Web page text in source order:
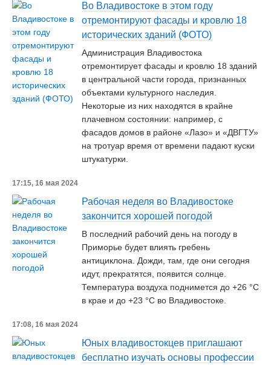
Во Владивостоке в этом году
отремонтируют фасады и кровлю 18
исторических зданий (ФОТО)
Администрация Владивостока
отремонтирует фасады и кровлю 18 зданий
в центральной части города, признанных
объектами культурного наследия.
Некоторые из них находятся в крайне
плачевном состоянии: например, с
фасадов домов в районе «Лазо» и «ДВГТУ»
на тротуар время от времени падают куски
штукатурки.
17:15, 16 мая 2024
Рабочая неделя во Владивостоке
закончится хорошей погодой
В последний рабочий день на погоду в
Приморье будет влиять гребень
антициклона. Дожди, там, где они сегодня
идут, прекратятся, появится солнце.
Температура воздуха поднимется до +26 °C
в крае и до +23 °C во Владивостоке.
17:08, 16 мая 2024
Юных владивостокцев приглашают
бесплатно изучать основы профессии